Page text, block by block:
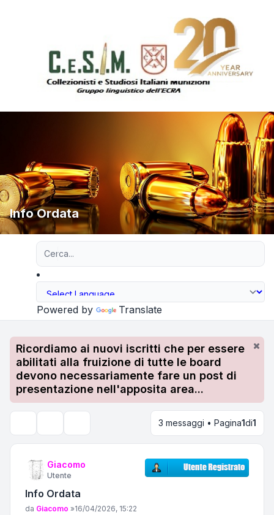
Info Ordata
Powered by Translate
Ricordiamo ai nuovi iscritti che per essere
abilitati alla fruizione di tutte le board
devono necessariamente fare un post di
presentazione nell'apposita area...
3 messaggi • Pagina1di1
Giacomo
Utente
Info Ordata
Messaggio
da Giacomo »16/04/2026, 15:22